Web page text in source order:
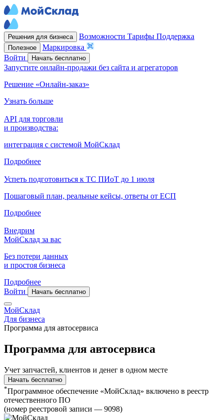
Решения для бизнеса Возможности Тарифы Поддержка
Полезное
Маркировка
Войти
Начать бесплатно
Запустите онлайн-продажи без сайта и агрегаторов
Решение «Онлайн-заказ»
Узнать больше
API для торговли
и производства:
интеграция с системой МойСклад
Подробнее
Успеть подготовиться к ТС ПИоТ до 1 июля
Пошаговый план, реальные кейсы, ответы от ЕСП
Подробнее
Внедрим
МойСклад за вас
Без потери данных
и простоя бизнеса
Подробнее
Войти
Начать бесплатно
МойСклад
Для бизнеса
Программа для автосервиса
Программа для автосервиса
Учет запчастей, клиентов и денег в одном месте
Начать бесплатно
*Программное обеспечение «МойСклад» включено в реестр
отечественного ПО
(номер реестровой записи — 9098)